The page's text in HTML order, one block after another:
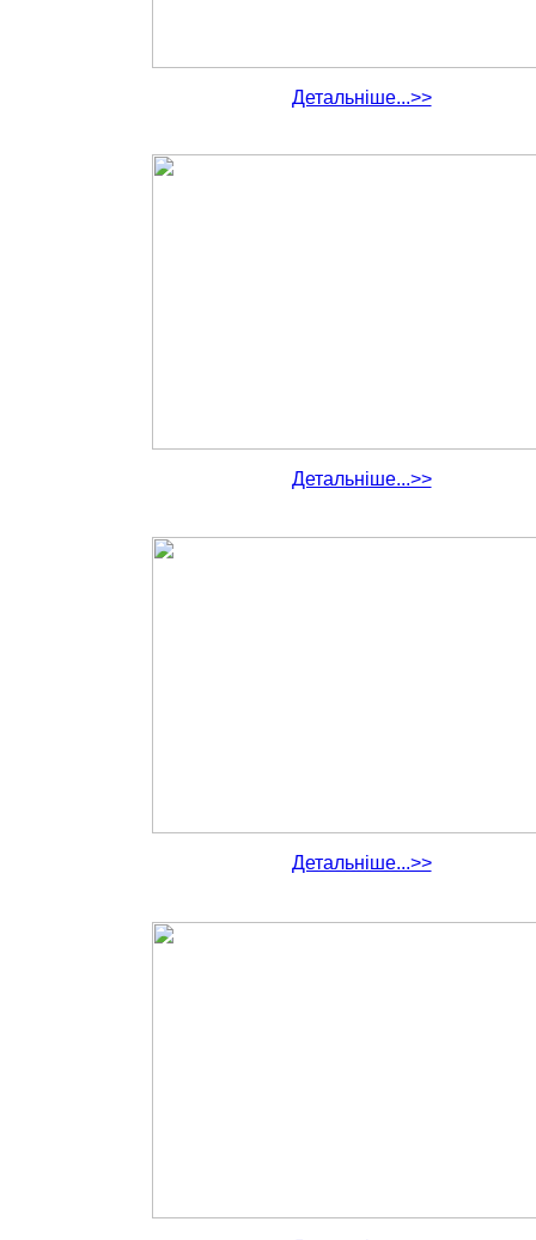
Детальніше...>>
Детальніше...>>
Детальніше...>>